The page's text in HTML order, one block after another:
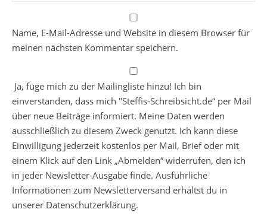
Name, E-Mail-Adresse und Website in diesem Browser für
meinen nächsten Kommentar speichern.
Ja, füge mich zu der Mailingliste hinzu! Ich bin
einverstanden, dass mich "Steffis-Schreibsicht.de“ per Mail
über neue Beiträge informiert. Meine Daten werden
ausschließlich zu diesem Zweck genutzt. Ich kann diese
Einwilligung jederzeit kostenlos per Mail, Brief oder mit
einem Klick auf den Link „Abmelden“ widerrufen, den ich
in jeder Newsletter-Ausgabe finde. Ausführliche
Informationen zum Newsletterversand erhältst du in
unserer Datenschutzerklärung.